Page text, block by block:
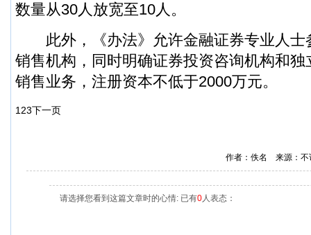
数量从30人放宽至10人。
此外，《办法》允许金融证券专业人士
销售机构，同时明确证券投资咨询机构和
销售业务，注册资本不低于2000万元。
1 23下一页
作者：佚名 来源：
请选择您看到这篇文章时的心情: 已有0人表态：